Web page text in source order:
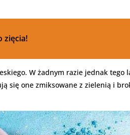
zięcia!
W żadnym razie jednak
się one zmiksowane z zielenią i